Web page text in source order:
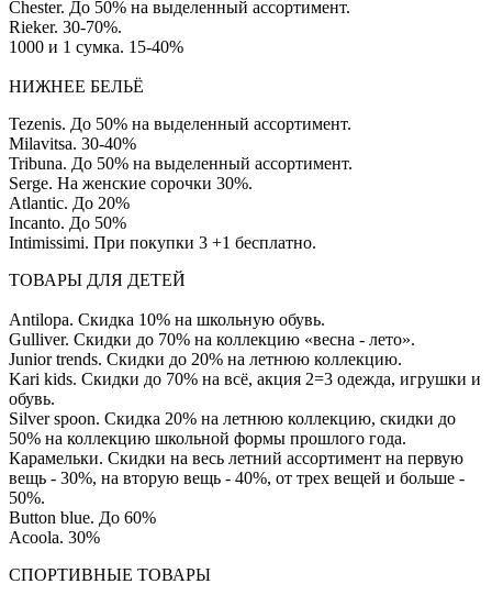
Chester. До 50% на выделенный ассортимент.
Rieker. 30-70%.
1000 и 1 сумка. 15-40%
НИЖНЕЕ БЕЛЬЁ
Tezenis. До 50% на выделенный ассортимент.
Milavitsa. 30-40%
Tribuna. До 50% на выделенный ассортимент.
Serge. На женские сорочки 30%.
Atlantic. До 20%
Incanto. До 50%
Intimissimi. При покупки 3 +1 бесплатно.
ТОВАРЫ ДЛЯ ДЕТЕЙ
Antilopa. Скидка 10% на школьную обувь.
Gulliver. Скидки до 70% на коллекцию «весна - лето».
Junior trends. Скидки до 20% на летнюю коллекцию.
Kari kids. Скидки до 70% на всё, акция 2=3 одежда, игрушки и
обувь.
Silver spoon. Скидка 20% на летнюю коллекцию, скидки до
50% на коллекцию школьной формы прошлого года.
Карамельки. Скидки на весь летний ассортимент на первую
вещь - 30%, на вторую вещь - 40%, от трех вещей и больше -
50%.
Button blue. До 60%
Acoola. 30%
СПОРТИВНЫЕ ТОВАРЫ